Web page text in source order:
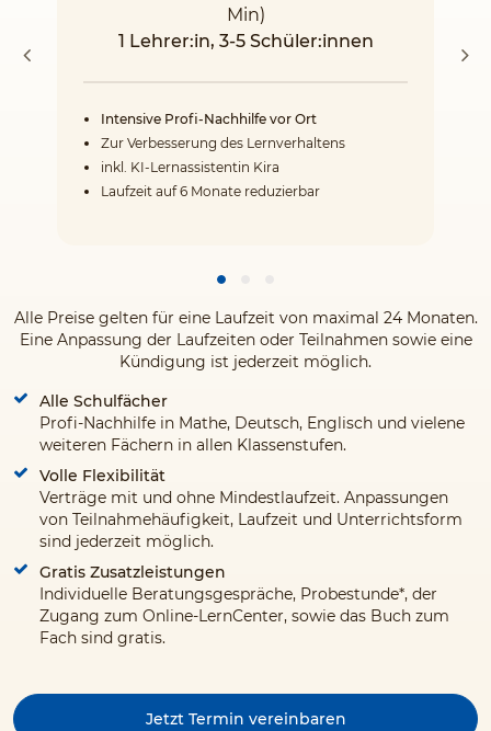
Min)
1 Lehrer:in, 3-5 Schüler:innen
Intensive Profi-Nachhilfe vor Ort
Zur Verbesserung des Lernverhaltens
inkl. KI-Lernassistentin Kira
Laufzeit auf 6 Monate reduzierbar
Alle Preise gelten für eine Laufzeit von maximal 24 Monaten.
Eine Anpassung der Laufzeiten oder Teilnahmen sowie eine
Kündigung ist jederzeit möglich.
Alle Schulfächer
Profi-Nachhilfe in Mathe, Deutsch, Englisch und vielene
weiteren Fächern in allen Klassenstufen.
Volle Flexibilität
Verträge mit und ohne Mindestlaufzeit. Anpassungen
von Teilnahmehäufigkeit, Laufzeit und Unterrichtsform
sind jederzeit möglich.
Gratis Zusatzleistungen
Individuelle Beratungsgespräche, Probestunde*, der
Zugang zum Online-LernCenter, sowie das Buch zum
Fach sind gratis.
Jetzt Termin vereinbaren